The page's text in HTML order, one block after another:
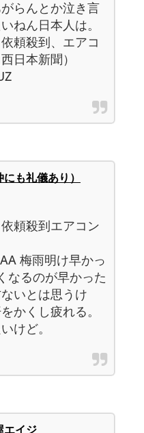
らんとか泣き言
ねん日本人は。
頼殺到、エアコ
日本新聞）
も礼儀あり）
頼殺到エアコン
梅雨明け早かっ
なるのが早かった
いとは思うけ
かくし疲れる。
けど。
エイジ